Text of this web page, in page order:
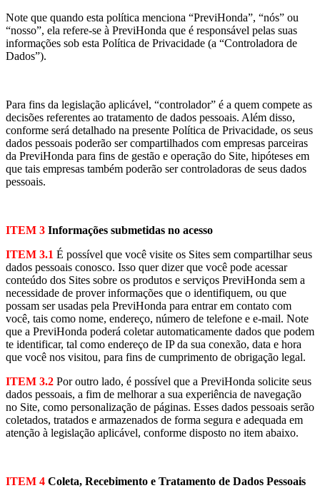
Note que quando esta política menciona “PreviHonda”, “nós” ou
“nosso”, ela refere-se à PreviHonda que é responsável pelas suas
informações sob esta Política de Privacidade (a “Controladora de
Dados”).
Para fins da legislação aplicável, “controlador” é a quem compete as
decisões referentes ao tratamento de dados pessoais. Além disso,
conforme será detalhado na presente Política de Privacidade, os seus
dados pessoais poderão ser compartilhados com empresas parceiras
da PreviHonda para fins de gestão e operação do Site, hipóteses em
que tais empresas também poderão ser controladoras de seus dados
pessoais.
ITEM 3 Informações submetidas no acesso
ITEM 3.1 É possível que você visite os Sites sem compartilhar seus
dados pessoais conosco. Isso quer dizer que você pode acessar
conteúdo dos Sites sobre os produtos e serviços PreviHonda sem a
necessidade de prover informações que o identifiquem, ou que
possam ser usadas pela PreviHonda para entrar em contato com
você, tais como nome, endereço, número de telefone e e-mail. Note
que a PreviHonda poderá coletar automaticamente dados que podem
te identificar, tal como endereço de IP da sua conexão, data e hora
que você nos visitou, para fins de cumprimento de obrigação legal.
ITEM 3.2 Por outro lado, é possível que a PreviHonda solicite seus
dados pessoais, a fim de melhorar a sua experiência de navegação
no Site, como personalização de páginas. Esses dados pessoais serão
coletados, tratados e armazenados de forma segura e adequada em
atenção à legislação aplicável, conforme disposto no item abaixo.
ITEM 4 Coleta, Recebimento e Tratamento de Dados Pessoais